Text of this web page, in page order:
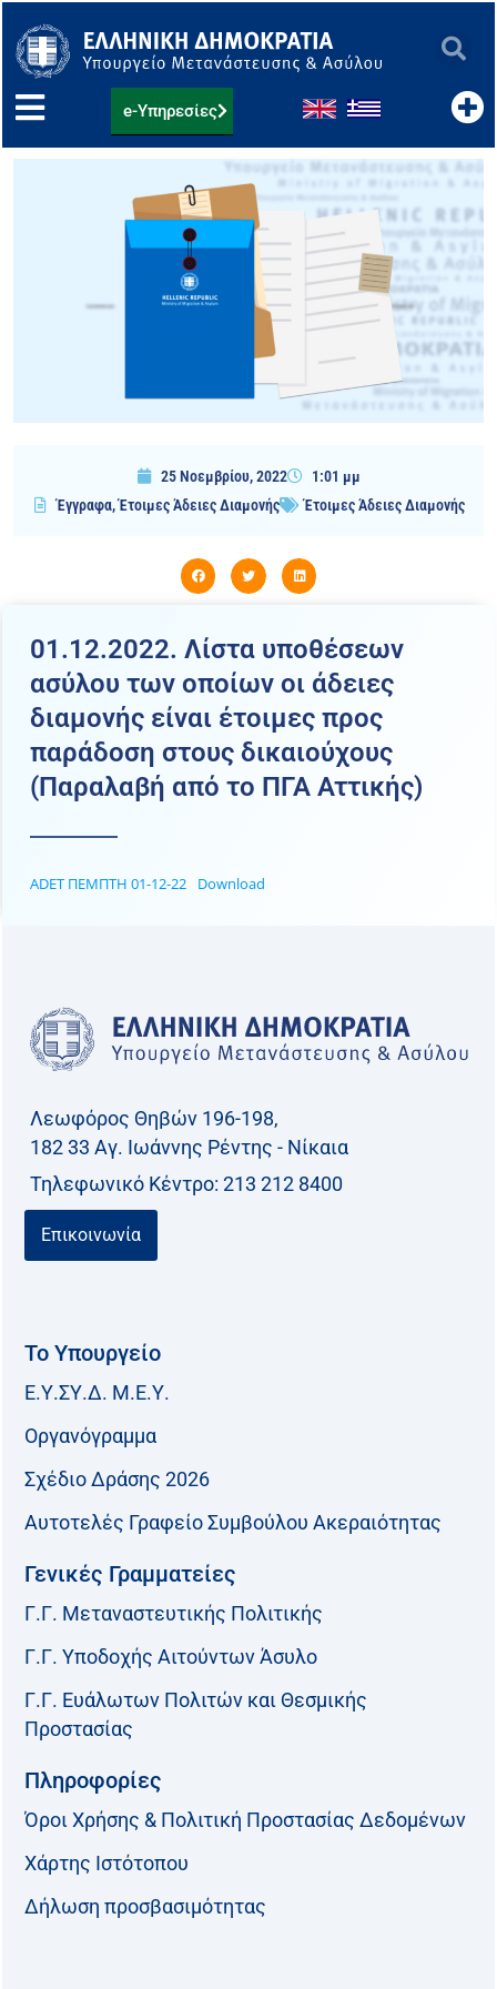
στο
περιεχόμενο
e-Υπηρεσίες
25 Νοεμβρίου, 2022
1:01 μμ
Έγγραφα,Έτοιμες Άδειες Διαμονής Έτοιμες Άδειες Διαμονής
01.12.2022. Λίστα υποθέσεων
ασύλου των οποίων οι άδειες
διαμονής είναι έτοιμες προς
παράδοση στους δικαιούχους
(Παραλαβή από το ΠΓΑ Αττικής)
ADET ΠΕΜΠΤΗ 01-12-22 Download
Λεωφόρος Θηβών 196-198,
182 33 Aγ. Ιωάννης Ρέντης - Νίκαια
Τηλεφωνικό Kέντρο: 213 212 8400
Επικοινωνία
Το Υπουργείο
Ε.Υ.ΣΥ.Δ. Μ.Ε.Υ.
Οργανόγραμμα
Σχέδιο Δράσης 2026
Αυτοτελές Γραφείο Συμβούλου Ακεραιότητας
Γενικές Γραμματείες
Γ.Γ. Μεταναστευτικής Πολιτικής
Γ.Γ. Υποδοχής Αιτούντων Άσυλο
Γ.Γ. Ευάλωτων Πολιτών και Θεσμικής
Προστασίας
Πληροφορίες
Όροι Χρήσης & Πολιτική Προστασίας Δεδομένων
Χάρτης Ιστότοπου
Δήλωση προσβασιμότητας